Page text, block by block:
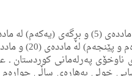
ناوخۆی په‌رله‌مانی كوردستان